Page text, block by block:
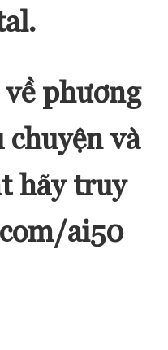
phương
chuyện và
hãy truy
ai50